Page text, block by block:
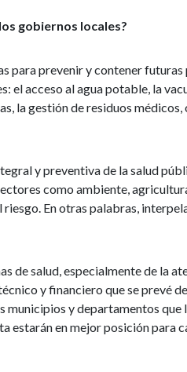
gobiernos locales?
para prevenir y contener futuras
el acceso al agua potable, la
la gestión de residuos médicos,
y preventiva de la salud
como ambiente,
En otras palabras,
de salud, especialmente de la
y financiero que se prevé
municipios y departamentos
estarán en mejor posición para